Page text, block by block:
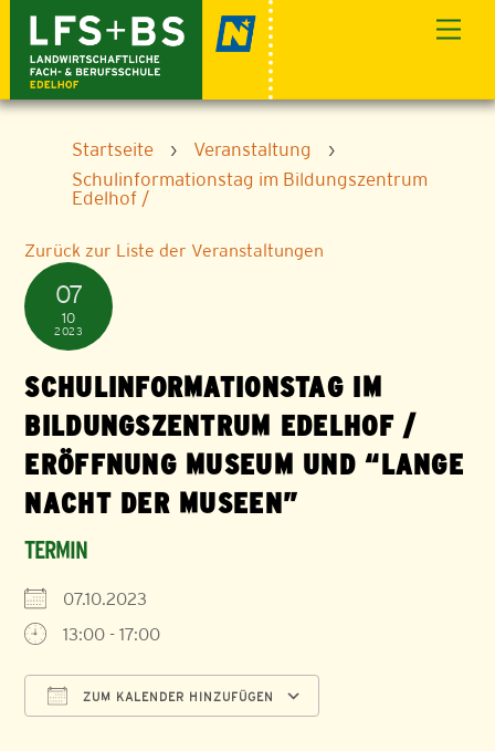
content
Startseite › Veranstaltung
›
Schulinformationstag im Bildungszentrum
Edelhof /
Zurück zur Liste der Veranstaltungen
07
10
2023
SCHULINFORMATIONSTAG IM
BILDUNGSZENTRUM EDELHOF /
ERÖFFNUNG MUSEUM UND “LANGE
NACHT DER MUSEEN”
TERMIN
07.10.2023
13:00 - 17:00
ZUM KALENDER HINZUFÜGEN